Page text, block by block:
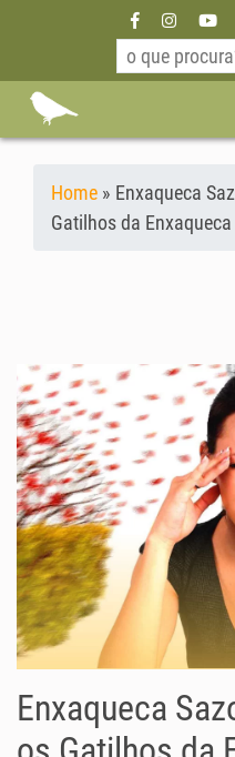
Home » Enxaqueca
Gatilhos da
Enxaqueca